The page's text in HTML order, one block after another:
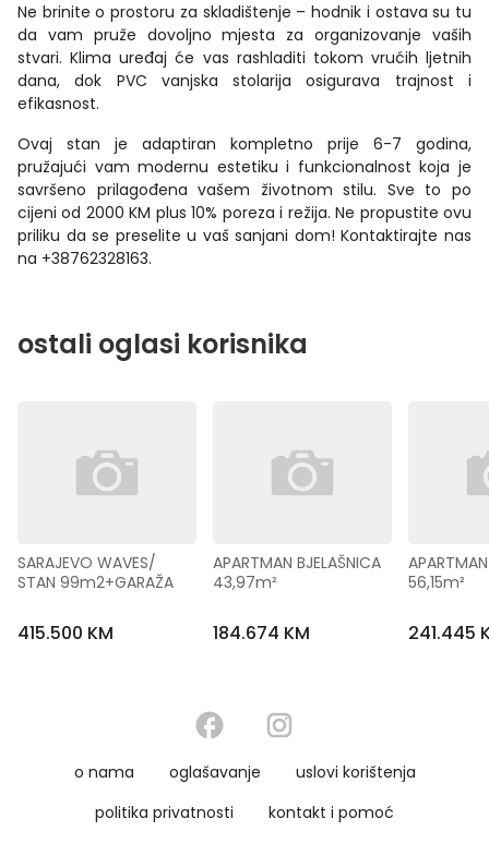
Ne brinite o prostoru za skladištenje – hodnik i ostava su tu
da vam pruže dovoljno mjesta za organizovanje vaših
stvari. Klima uređaj će vas rashladiti tokom vrućih ljetnih
dana, dok PVC vanjska stolarija osigurava trajnost i
efikasnost.
Ovaj stan je adaptiran kompletno prije 6-7 godina,
pružajući vam modernu estetiku i funkcionalnost koja je
savršeno prilagođena vašem životnom stilu. Sve to po
cijeni od 2000 KM plus 10% poreza i režija. Ne propustite ovu
priliku da se preselite u vaš sanjani dom! Kontaktirajte nas
na +38762328163.
ostali oglasi korisnika
SARAJEVO WAVES/
STAN 99m2+GARAŽA
415.500 KM
APARTMAN BJELAŠNICA
43,97m²
184.674 KM
56,15m²
241.445
o nama oglašavanje
uslovi korištenja
politika privatnosti
kontakt i pomoć